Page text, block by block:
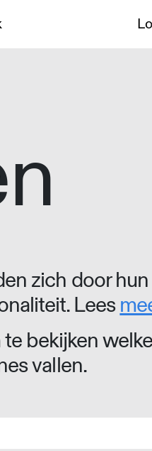
zich door
Lees
bekijken
vallen.